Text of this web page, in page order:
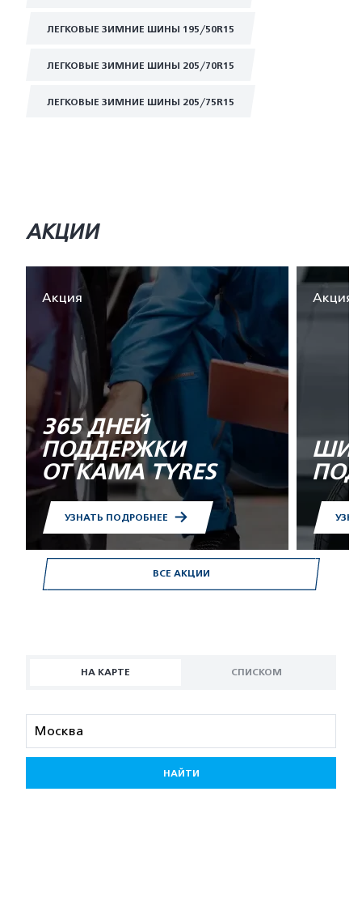
ЛЕГКОВЫЕ ЗИМНИЕ ШИНЫ 195/50R15
ЛЕГКОВЫЕ ЗИМНИЕ ШИНЫ 205/70R15
ЛЕГКОВЫЕ ЗИМНИЕ ШИНЫ 205/75R15
ВСЕ АКЦИИ
АКЦИИ
Акция
365 ДНЕЙ
ПОДДЕРЖКИ
ОТ KAMA TYRES
УЗНАТЬ ПОДРОБНЕЕ
Акция
НА КАРТЕ СПИСКОМ
НАЙТИ